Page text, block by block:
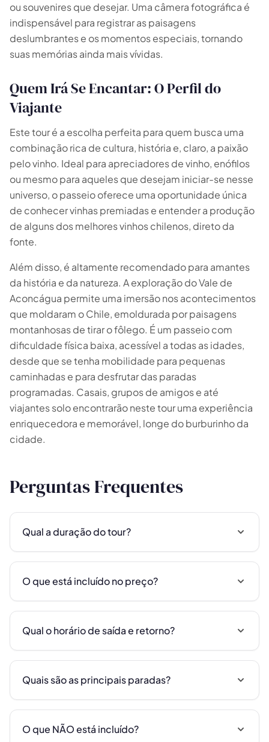
ou souvenires que desejar. Uma câmera fotográfica é
indispensável para registrar as paisagens
deslumbrantes e os momentos especiais, tornando
suas memórias ainda mais vívidas.
Quem Irá Se Encantar: O Perfil do
Viajante
Este tour é a escolha perfeita para quem busca uma
combinação rica de cultura, história e, claro, a paixão
pelo vinho. Ideal para apreciadores de vinho, enófilos
ou mesmo para aqueles que desejam iniciar-se nesse
universo, o passeio oferece uma oportunidade única
de conhecer vinhas premiadas e entender a produção
de alguns dos melhores vinhos chilenos, direto da
fonte.
Além disso, é altamente recomendado para amantes
da história e da natureza. A exploração do Vale de
Aconcágua permite uma imersão nos acontecimentos
que moldaram o Chile, emoldurada por paisagens
montanhosas de tirar o fôlego. É um passeio com
dificuldade física baixa, acessível a todas as idades,
desde que se tenha mobilidade para pequenas
caminhadas e para desfrutar das paradas
programadas. Casais, grupos de amigos e até
viajantes solo encontrarão neste tour uma experiência
enriquecedora e memorável, longe do burburinho da
cidade.
Perguntas Frequentes
Qual a duração do tour?
O que está incluído no preço?
Qual o horário de saída e retorno?
Quais são as principais paradas?
O que NÃO está incluído?
📅 4 a 6 dias 🤷 Ainda não sei
Todas as experiências 54 resultados